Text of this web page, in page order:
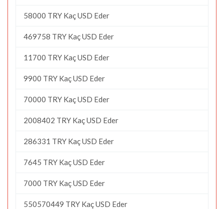
58000 TRY Kaç USD Eder
469758 TRY Kaç USD Eder
11700 TRY Kaç USD Eder
9900 TRY Kaç USD Eder
70000 TRY Kaç USD Eder
2008402 TRY Kaç USD Eder
286331 TRY Kaç USD Eder
7645 TRY Kaç USD Eder
7000 TRY Kaç USD Eder
550570449 TRY Kaç USD Eder